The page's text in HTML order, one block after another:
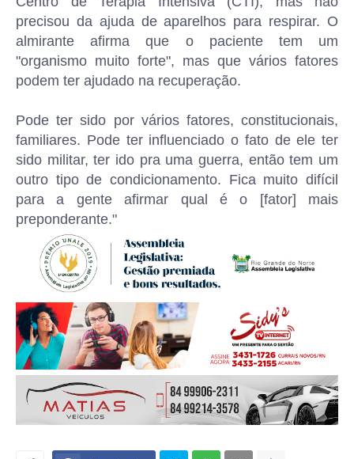
precisou da ajuda de aparelhos para respirar. O
almirante afirma que o paciente tem um
"organismo muito forte", mas que vários fatores
podem ter ajudado na recuperação.
Pode ter sido por vários fatores, constitucionais,
familiares. Pode ter influenciado o fato de ele ter
sido militar, ter ido pra uma guerra, então tem um
outro tipo de condicionamento. Fica muito difícil
para a gente afirmar qual é o [fator] mais
preponderante."